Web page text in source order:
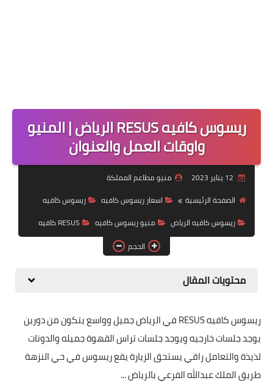
ريسوس كافيه RESUS الرياض | المنيو
واوقات العمل والعنوان
منيو مطاعم المملكة
الصفحة الرئيسية
اسعار ريسوس كافيه
ريسوس كافيه
ريسوس كافيه الرياض
منيو ريسوس كافيه
RESUS كافيه
الحجم
محتويات المقال
ريسوس كافيه RESUS في الرياض جميل وواسع يتكون من دورين
يوجد جلسات خارجيه ويوجد جلسات تراس القهوة جميله والدونات
لذيذة والتعامل راقي يستحق الزيارة يقع ريسوس في حي النزهة
طريق الملك عبدالله الفرعي بالرياض ...